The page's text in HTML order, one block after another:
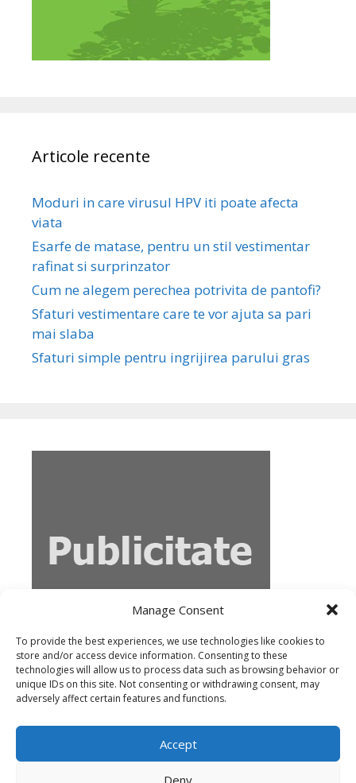
Manage Consent
To provide the best experiences, we use technologies like cookies to
store and/or access device information. Consenting to these
technologies will allow us to process data such as browsing behavior or
unique IDs on this site. Not consenting or withdrawing consent, may
adversely affect certain features and functions.
Accept
Deny
Articole recente
Moduri in care virusul HPV iti poate afecta
viata
Esarfe de matase, pentru un stil vestimentar
rafinat si surprinzator
Cum ne alegem perechea potrivita de pantofi?
Sfaturi vestimentare care te vor ajuta sa pari
mai slaba
Sfaturi simple pentru ingrijirea parului gras